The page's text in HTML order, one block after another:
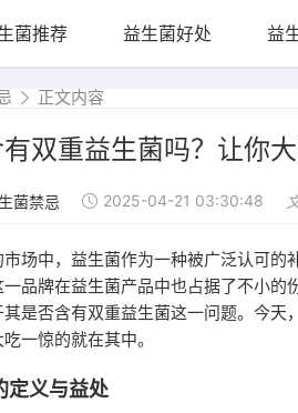
菌推荐 益生菌好处 益
正文内容
双重益生菌吗？让你
菌禁忌 2025-04-21 03:30:48
场中，益生菌作为一种被广泛认可的
品牌在益生菌产品中也占据了不小的
是否含有双重益生菌这一问题。今天
一惊的就在其中。
定义与益处